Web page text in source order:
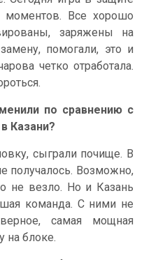
Все хорошо
заряжены на
помогали, это и
четко отработала.
по сравнению с
Казани?
сыграли почище. В
получалось. Возможно,
не везло. Но и Казань
команда. С ними не
самая мощная
на блоке.